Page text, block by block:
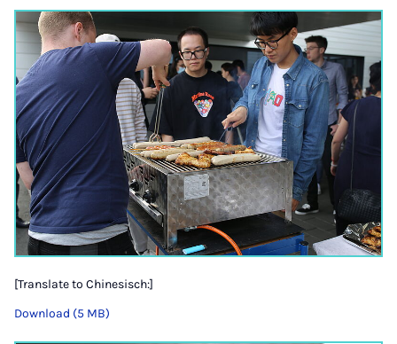
[Translate to Chinesisch:]
Download (5 MB)